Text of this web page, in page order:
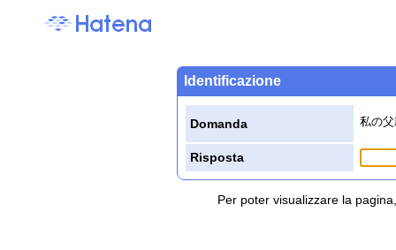
Identificazione
Domanda 私の
Risposta
Per poter visualizzare la